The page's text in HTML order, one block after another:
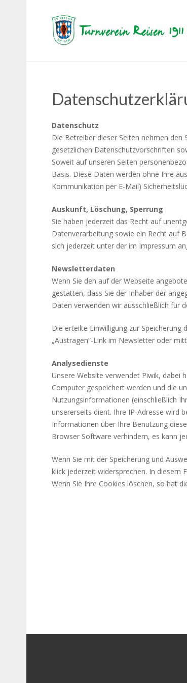
Datenschutz
Die Betreiber dieser Seiten nehmen
gesetzlichen Datenschutzvorschriften
Soweit auf unseren Seiten
Basis. Diese Daten werden ohne Ihre
Kommunikation per E-Mail)
Auskunft, Löschung, Sperrung
Sie haben jederzeit das Recht auf
Datenverarbeitung sowie ein Recht auf
sich jederzeit unter der im Impressum
Newsletterdaten
Wenn Sie den auf der Webseite
gestatten, dass Sie der Inhaber der
Daten verwenden wir ausschließlich für
Die erteilte Einwilligung zur
„Austragen“-Link im Newsletter oder
Analysedienste
Unsere Website verwendet Piwik, dabei
Computer gespeichert werden und die
Nutzungsinformationen (einschließlich
unsererseits dient. Ihre IP-Adresse wird
Informationen über Ihre Benutzung
Browser Software verhindern, es kann
Wenn Sie mit der Spei­che­rung und
klick jederzeit wider­spre­chen. In diesem
Wenn Sie Ihre Cookies löschen, so hat